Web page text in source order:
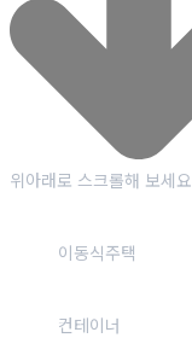
위아래로 스크롤해 보세요
이동식주택
컨테이너